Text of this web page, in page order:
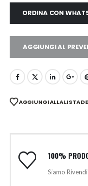
ORDINA CON
AGGIUNGI AL
AGGIUNGI ALLA LISTA
100%
Siamo